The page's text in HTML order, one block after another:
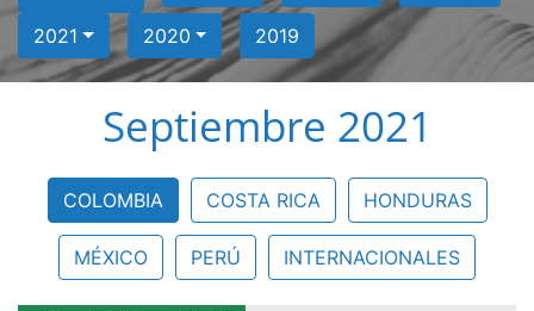
2021 2020 2019
Septiembre 2021
COLOMBIA COSTA RICA HONDURAS
MÉXICO PERÚ INTERNACIONALES